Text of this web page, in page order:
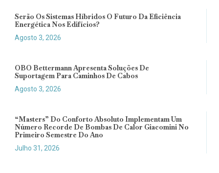
Serão Os Sistemas Híbridos O Futuro Da Eficiência
Energética Nos Edifícios?
Agosto 3, 2026
OBO Bettermann Apresenta Soluções De
Suportagem Para Caminhos De Cabos
Agosto 3, 2026
“Masters” Do Conforto Absoluto Implementam Um
Número Recorde De Bombas De Calor Giacomini No
Primeiro Semestre Do Ano
Julho 31, 2026